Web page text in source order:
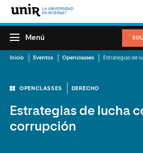
Menú
Inicio Eventos Openclasses
OPENCLASSES DERECHO
Estrategias de lucha
corrupción